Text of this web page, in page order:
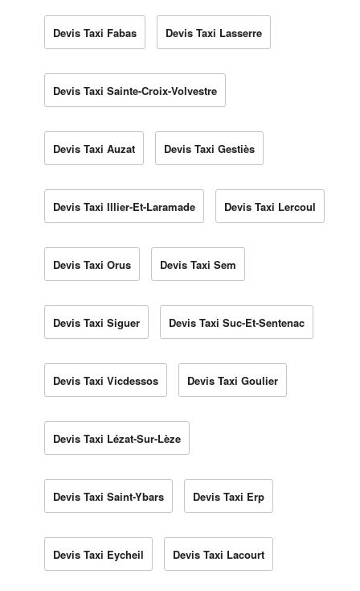
Devis Taxi Fabas Devis Taxi Lasserre
Devis Taxi Sainte-Croix-Volvestre
Devis Taxi Auzat Devis Taxi Gestiès
Devis Taxi Illier-Et-Laramade Devis Taxi Lercoul
Devis Taxi Orus Devis Taxi Sem
Devis Taxi Siguer Devis Taxi Suc-Et-Sentenac
Devis Taxi Vicdessos Devis Taxi Goulier
Devis Taxi Lézat-Sur-Lèze
Devis Taxi Saint-Ybars Devis Taxi Erp
Devis Taxi Eycheil Devis Taxi Lacourt